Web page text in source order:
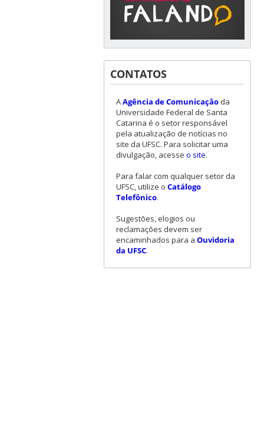
CONTATOS
AAgência de Comunicaçãoda
Universidade Federal de Santa
Catarina é o setor responsável
pela atualização de notícias no
site da UFSC. Para solicitar uma
divulgação, acesse o site.
Para falar com qualquer setor da
UFSC, utilize o Catálogo
Telefônico.
Sugestões, elogios ou
reclamações devem ser
encaminhados para a Ouvidoria
da UFSC.